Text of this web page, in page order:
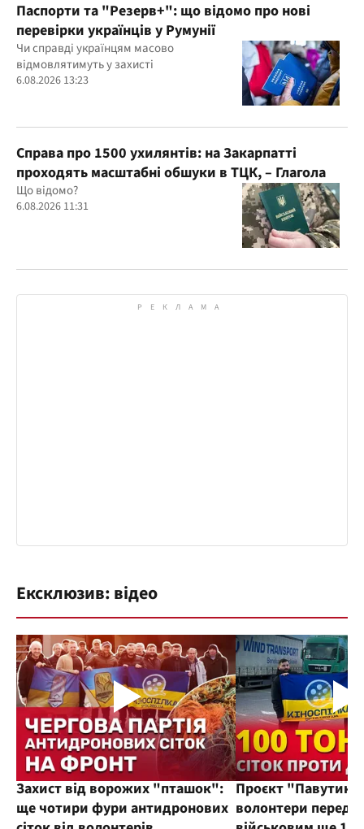
Паспорти та "Резерв+": що відомо про нові
перевірки українців у Румунії
Чи справді українцям масово
відмовлятимуть у захисті
6.08.2026 13:23
Справа про 1500 ухилянтів: на Закарпатті
проходять масштабні обшуки в ТЦК, – Глагола
Що відомо?
6.08.2026 11:31
Ексклюзив: відео
Захист від ворожих "пташок":
ще чотири фури антидронових
Проєкт
волонтери